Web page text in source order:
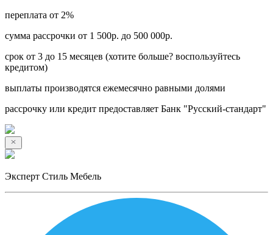
переплата от 2%
сумма рассрочки от 1 500р. до 500 000р.
срок от 3 до 15 месяцев (хотите больше? воспользуйтесь
кредитом)
выплаты производятся ежемесячно равными долями
рассрочку или кредит предоставляет Банк "Русский-стандарт"
Эксперт Стиль Мебель